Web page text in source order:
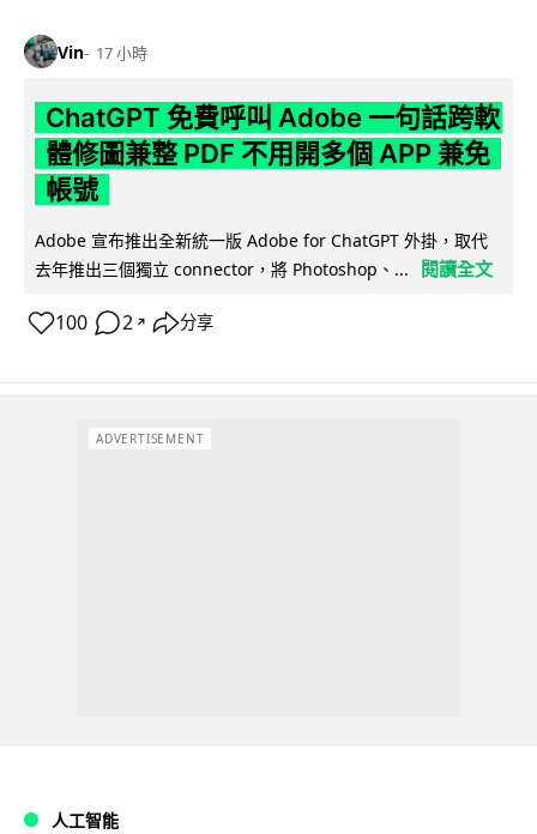
Vin 17 小時
ChatGPT 免費呼叫 Adobe 一句話跨軟
體修圖兼整 PDF 不用開多個 APP 兼免
帳號
Adobe 宣布推出全新統一版 Adobe for ChatGPT 外掛，取代
去年推出三個獨立 connector，將 Photoshop、...
閱讀全文
100 2 ↗ 分享
ADVERTISEMENT
人工智能